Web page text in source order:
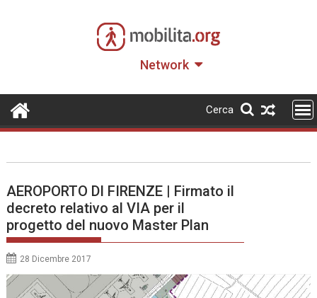
Network
Cerca
AEROPORTO DI FIRENZE | Firmato il
decreto relativo al VIA per il
progetto del nuovo Master Plan
28 Dicembre 2017